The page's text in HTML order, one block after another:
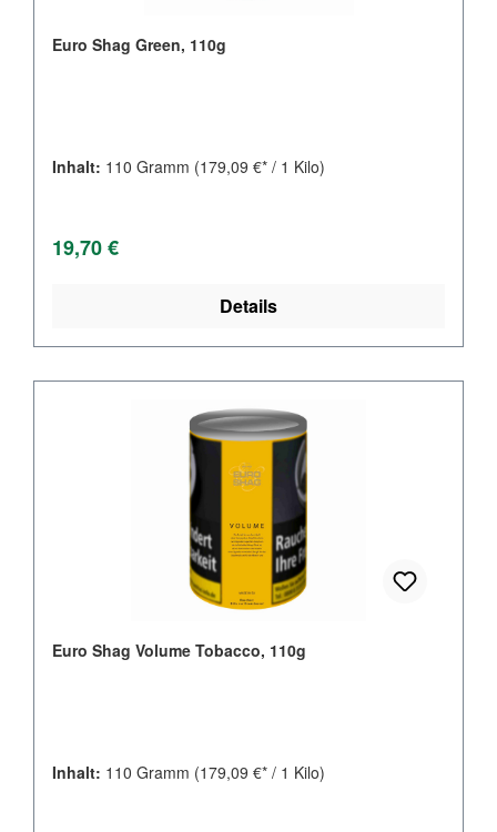
Euro Shag Green, 110g
Inhalt: 110 Gramm (179,09 €* / 1 Kilo)
Regulärer Preis:
19,70 €
Details
Euro Shag Volume Tobacco, 110g
Inhalt: 110 Gramm (179,09 €* / 1 Kilo)